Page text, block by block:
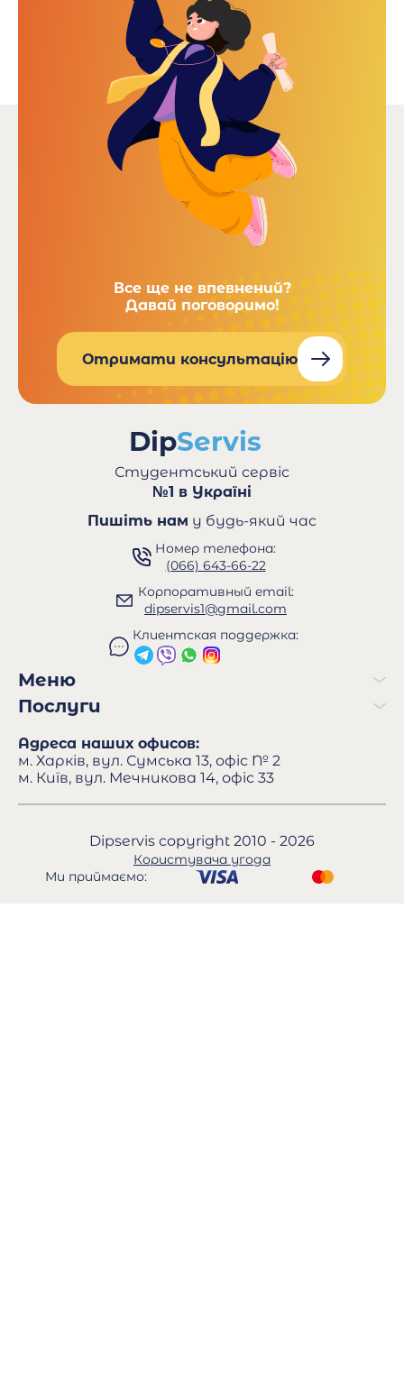
Все ще не впевнений?
Давай поговоримо!
Отримати консультацію
Студентський сервіс
№1 в Україні
Пишіть нам у будь-який час
Номер телефона:
(066) 643-66-22
Корпоративный email:
dipservis1@gmail.com
Клиентская поддержка:
Меню
Послуги
Адреса наших офисов:
м. Харків, вул. Сумська 13, офіс № 2
м. Київ, вул. Мечникова 14, офіс 33
Dipservis copyright 2010 - 2026
Користувача угода
Ми приймаємо: